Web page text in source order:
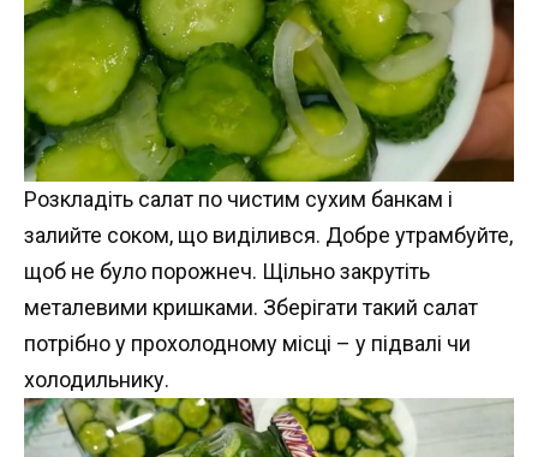
Розкладіть салат по чистим сухим банкам і
залийте соком, що виділився. Добре утрамбуйте,
щоб не було порожнеч. Щільно закрутіть
металевими кришками. Зберігати такий салат
потрібно у прохолодному місці – у підвалі чи
холодильнику.